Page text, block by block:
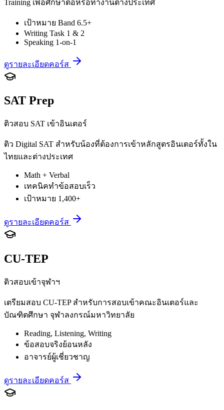
Training เพื่อศึกษาต่อหรือทำงานต่างประเทศ
เป้าหมาย Band 6.5+
Writing Task 1 & 2
Speaking 1-on-1
ดูรายละเอียดคอร์ส
SAT Prep
ติวสอบ SAT เข้าอินเตอร์
ติว Digital SAT สำหรับน้องที่ต้องการเข้าหลักสูตรอินเตอร์ทั้งใน
ไทยและต่างประเทศ
Math + Verbal
เทคนิคทำข้อสอบเร็ว
เป้าหมาย 1,400+
ดูรายละเอียดคอร์ส
CU-TEP
ติวสอบเข้าจุฬาฯ
เตรียมสอบ CU-TEP สำหรับการสอบเข้าคณะอินเตอร์และ
บัณฑิตศึกษา จุฬาลงกรณ์มหาวิทยาลัย
Reading, Listening, Writing
ข้อสอบจริงย้อนหลัง
อาจารย์ผู้เชี่ยวชาญ
ดูรายละเอียดคอร์ส